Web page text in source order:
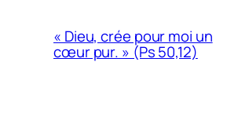
« Dieu, crée pour moi un
cœur pur. » (Ps 50,12)